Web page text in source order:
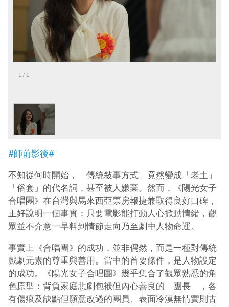
1 / 1
#師前影後#
不知從何時開始，「傳統敍事方式」竟然變成「老土」
「俗套」的代名詞，甚至被人嫌棄。然而，《陽光女子
合唱團》在台灣與馬來西亞票房報捷兼取得良好口碑，
正好說明一個事實：只要電影能打動人心掀動情緒，觀
眾並不介意一早料到情節走向乃至劇中人物命運。
事實上《合唱團》的成功，並非偶然，而是一種對傳統
戲劇元素的尊重與善用。當中的首要條件，是人物設定
的成功。《陽光女子合唱團》幾乎集合了觀眾熟悉的角
色原型：背負家庭悲劇包袱但內心善良的「團長」，各
有傷痕及缺點但願意改過的團員、表面冷漠無情實則古